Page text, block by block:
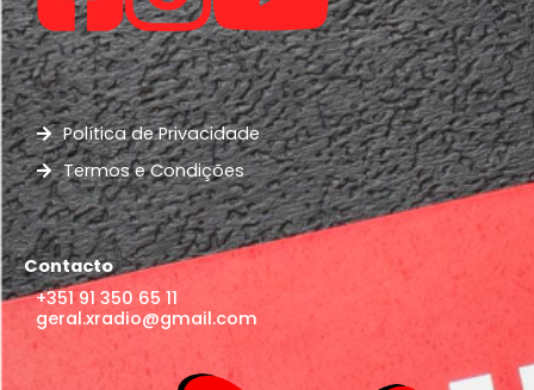
Política de Privacidade
Termos e Condições
Contacto
+351 91 350 65 11
geral.xradio@gmail.com